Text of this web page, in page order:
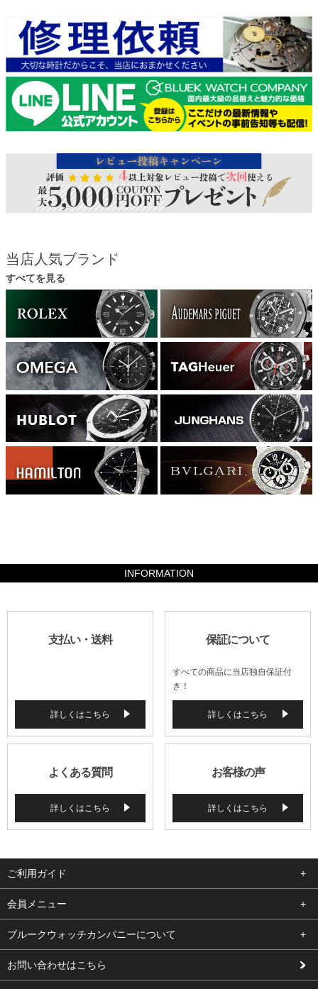
当店人気ブランド
すべてを見る
INFORMATION
支払い・送料
詳しくはこちら
保証について
すべての商品に当店独自保証付
き！
詳しくはこちら
よくある質問
詳しくはこちら
お客様の声
詳しくはこちら
ご利用ガイド
よくある質問
支払い・送料
修理依頼
会員メニュー
ログイン
お気に入り
ブルークウォッチカンパニーについて
会社概要
お問い合わせはこちら